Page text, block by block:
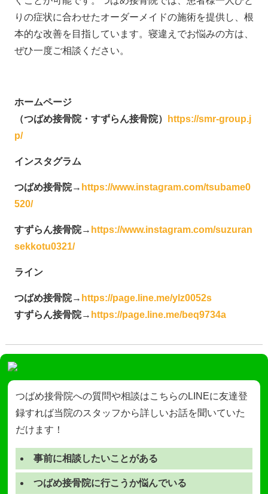
りの症状に合わせたオーダーメイドの施術を提供し、根
本的な改善を目指しています。寝違えでお悩みの方は、
ぜひ一度ご相談ください。
ホームページ
（つばめ接骨院・すずらん接骨院）
https://smr-group.j
p/
インスタグラム
つばめ接骨院→ https://www.instagram.com/tsubame0
520/
すずらん接骨院→ https://www.instagram.com/suzuran
sekkotu0321/
ライン
つばめ接骨院→ https://page.line.me/ylz0052s
すずらん接骨院→ https://page.line.me/beq9734a
つばめ接骨院への質問や相談はこちらのLINEに友達登
録すれば当院のスタッフから詳しいお話を聞いていた
だけます！
事前に相談したいことがある
つばめ接骨院に行こうか悩んでいる